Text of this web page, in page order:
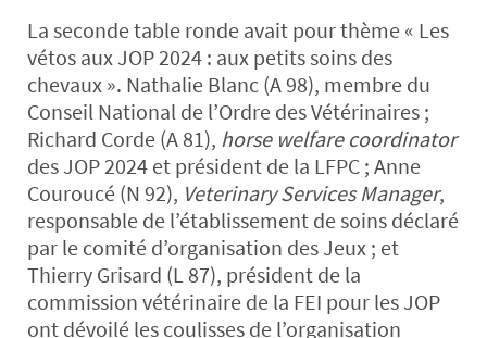
La seconde table ronde avait pour thème « Les
vétos aux JOP 2024 : aux petits soins des
chevaux ». Nathalie Blanc (A 98), membre du
Conseil National de l’Ordre des Vétérinaires ;
Richard Corde (A 81), horse welfare coordinator
des JOP 2024 et président de la LFPC ; Anne
Couroucé (N 92), Veterinary Services Manager,
responsable de l’établissement de soins déclaré
par le comité d’organisation des Jeux ; et
Thierry Grisard (L 87), président de la
commission vétérinaire de la FEI pour les JOP
ont dévoilé les coulisses de l’organisation